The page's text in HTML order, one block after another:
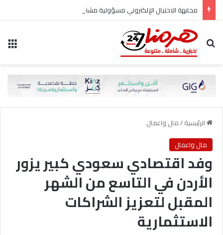
مجابهة الاحتيال الإلكتروني مسؤولية مشتركة
بحث عن
الرئيسية/مال واعمال
مال واعمال
وفد اقتصادي سعودي كبير يزور
الأردن في التاسع من الشهر
المقبل لتعزيز الشراكات
الاستثمارية